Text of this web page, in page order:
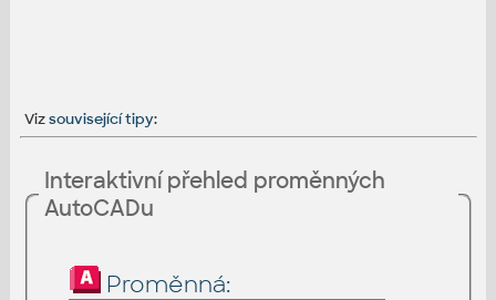
Vizsouvisející tipy:
Interaktivní přehled proměnných
AutoCADu
Proměnná: